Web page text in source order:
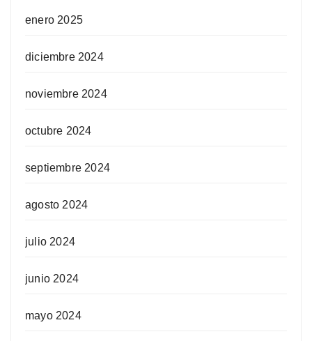
enero 2025
diciembre 2024
noviembre 2024
octubre 2024
septiembre 2024
agosto 2024
julio 2024
junio 2024
mayo 2024